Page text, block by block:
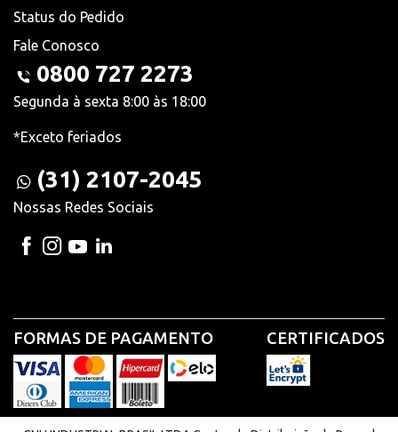
Status do Pedido
Fale Conosco
0800 727 2273
Segunda à sexta 8:00 às 18:00
*Exceto feriados
(31) 2107-2045
Nossas Redes Sociais
FORMAS DE PAGAMENTO CERTIFICADOS